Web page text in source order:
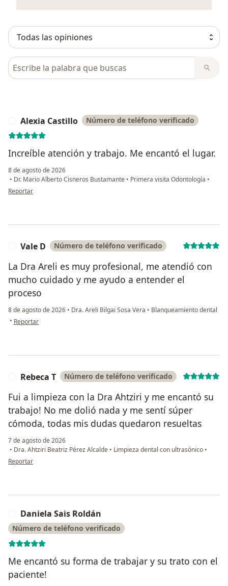
Busca en opiniones
Alexia Castillo Número de teléfono verificado
Increíble atención y trabajo. Me encantó el lugar.
8 de agosto de 2026
• Dr. Mario Alberto Cisneros Bustamante • Primera visita Odontología •
en opinión del usuario Alexia Castillo
Reportar
Vale D Número de teléfono verificado
La Dra Areli es muy profesional, me atendió con
mucho cuidado y me ayudo a entender el
proceso
8 de agosto de 2026 • Dra. Areli Bilgai Sosa Vera • Blanqueamiento dental
• en opinión del usuario Vale D
Reportar
Rebeca T Número de teléfono verificado
Fui a limpieza con la Dra Ahtziri y me encantó su
trabajo! No me dolió nada y me sentí súper
cómoda, todas mis dudas quedaron resueltas
7 de agosto de 2026
• Dra. Ahtziri Beatriz Pérez Alcalde • Limpieza dental con ultrasónico •
en opinión del usuario Rebeca T
Reportar
Daniela Sais Roldán
Número de teléfono verificado
Me encantó su forma de trabajar y su trato con el
paciente!